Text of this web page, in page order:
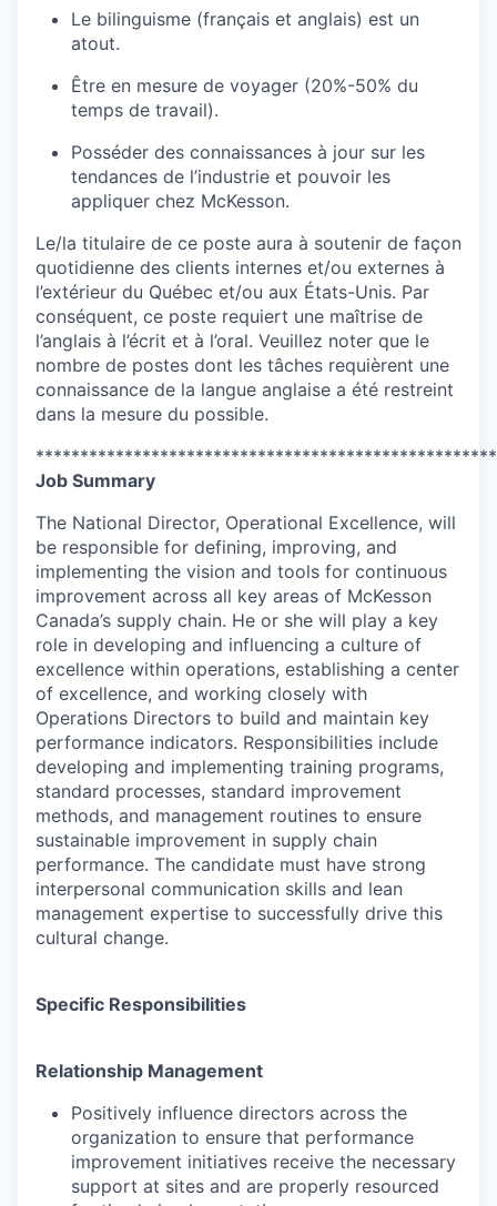
Le bilinguisme (français et anglais) est un
atout.
Être en mesure de voyager (20%-50% du
temps de travail).
Posséder des connaissances à jour sur les
tendances de l’industrie et pouvoir les
appliquer chez McKesson.
Le/la titulaire de ce poste aura à soutenir de façon
quotidienne des clients internes et/ou externes à
l’extérieur du Québec et/ou aux États-Unis. Par
conséquent, ce poste requiert une maîtrise de
l’anglais à l’écrit et à l’oral. Veuillez noter que le
nombre de postes dont les tâches requièrent une
connaissance de la langue anglaise a été restreint
dans la mesure du possible.
Job Summary
The National Director, Operational Excellence, will
be responsible for defining, improving, and
implementing the vision and tools for continuous
improvement across all key areas of McKesson
Canada’s supply chain. He or she will play a key
role in developing and influencing a culture of
excellence within operations, establishing a center
of excellence, and working closely with
Operations Directors to build and maintain key
performance indicators. Responsibilities include
developing and implementing training programs,
standard processes, standard improvement
methods, and management routines to ensure
sustainable improvement in supply chain
performance. The candidate must have strong
interpersonal communication skills and lean
management expertise to successfully drive this
cultural change.
Specific Responsibilities
Relationship Management
Positively influence directors across the
organization to ensure that performance
improvement initiatives receive the necessary
support at sites and are properly resourced